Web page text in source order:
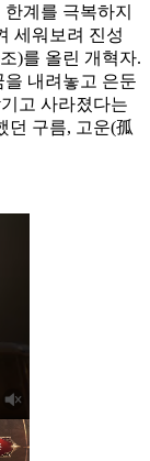
계를 극복하지
세워보려 진성
)를 올린 개혁자.
내려놓고 은둔
고 사라졌다는
던 구름, 고운(孤